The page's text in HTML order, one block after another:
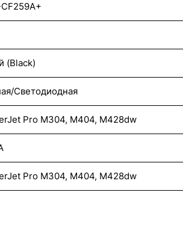
(Black)
Светодиодная
Pro M304, M404, M428dw
Pro M304, M404, M428dw